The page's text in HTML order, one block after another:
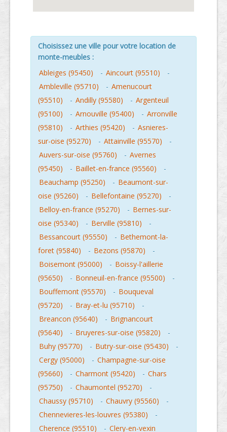
Choisissez une ville pour votre location de
monte-meubles :
Ableiges (95450)
- Aincourt (95510)
-
Ambleville (95710)
- Amenucourt
(95510)
- Andilly (95580) - Argenteuil
(95100)
- Arnouville (95400) - Arronville
(95810)
- Arthies (95420) - Asnieres-
sur-oise (95270)
- Attainville (95570)
-
Auvers-sur-oise (95760)
- Avernes
(95450)
- Baillet-en-france (95560)
-
Beauchamp (95250)
- Beaumont-sur-
oise (95260)
- Bellefontaine (95270)
-
Belloy-en-france (95270)
- Bernes-sur-
oise (95340)
- Berville (95810)
-
Bessancourt (95550)
- Bethemont-la-
foret (95840)
- Bezons (95870)
-
Boisemont (95000)
- Boissy-l'aillerie
(95650)
- Bonneuil-en-france (95500)
-
Bouffemont (95570)
- Bouqueval
(95720)
- Bray-et-lu (95710)
-
Breancon (95640)
- Brignancourt
(95640)
- Bruyeres-sur-oise (95820)
-
Buhy (95770)
- Butry-sur-oise (95430)
-
Cergy (95000)
- Champagne-sur-oise
(95660)
- Charmont (95420) - Chars
(95750)
- Chaumontel (95270)
-
Chaussy (95710)
- Chauvry (95560)
-
Chennevieres-les-louvres (95380)
-
Cherence (95510)
- Clery-en-vexin